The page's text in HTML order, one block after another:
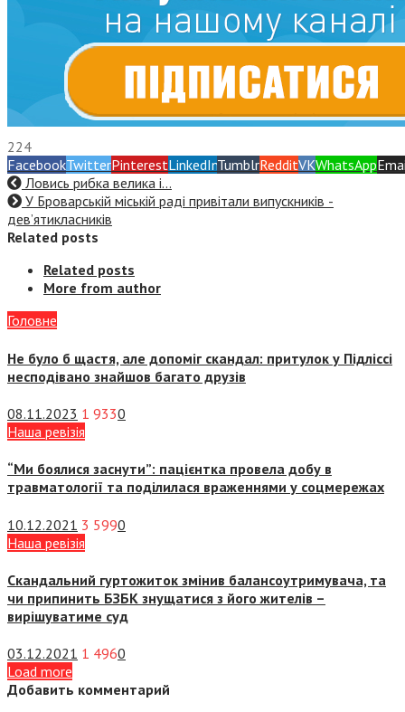
224
FacebookTwitterPinterestLinkedInTumblrRedditVKWhatsApp
Ловись рибка велика і…
У Броварській міській раді привітали випускників ­
дев’ятикласників
Related posts
Related posts
More from author
Головне
Не було б щастя, але допоміг скандал: притулок у Підліссі
несподівано знайшов багато друзів
08.11.2023 1 9330
Наша ревізія
“Ми боялися заснути”: пацієнтка провела добу в
травматології та поділилася враженнями у соцмережах
10.12.2021 3 5990
Наша ревізія
Скандальний гуртожиток змінив балансоутримувача, та
чи припинить БЗБК знущатися з його жителів –
вирішуватиме суд
03.12.2021 1 4960
Load more
Добавить комментарий